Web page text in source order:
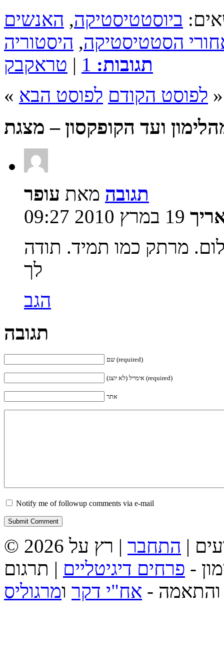
ביוסטטיסטיקה, האנשים
הסטטיסטיקה, היסטוריה
תגובות:
| טראקבק
«
לפוסט הקודם לפוסט הבא »
תגובה מאת עופר
מרתק כמו תמיד. תודה
לך
הגב
תגובה
שם (required)
אימייל (לא יוצג) (required)
אתר
Notify me of followup comments via e-mail
| התחבר
- פרחים דיגיטליים | תרגום
והתאמה - אח"י דקר ומרגוליס